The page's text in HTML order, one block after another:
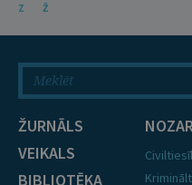
Z
Ž
ŽURNĀLS
VEIKALS
BIBLIOTĒKA